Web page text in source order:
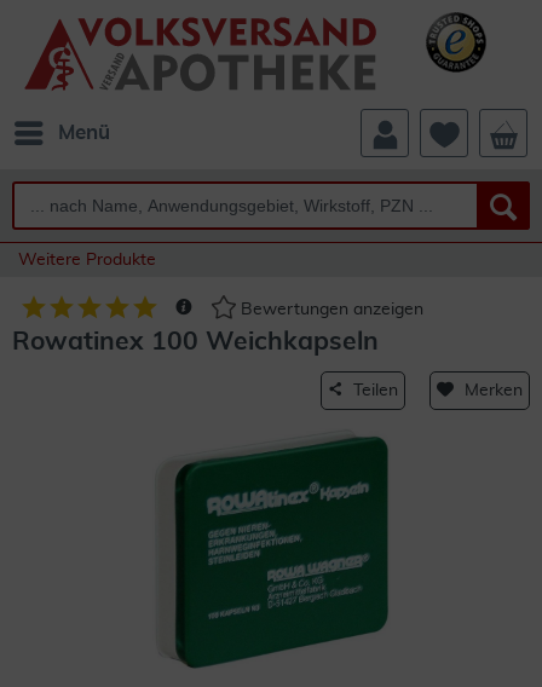
Menü
Weitere Produkte
Bewertungen anzeigen
Rowatinex 100 Weichkapseln
Teilen Merken